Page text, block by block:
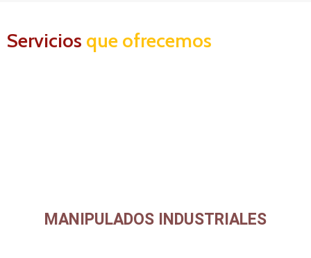
Servicios que ofrecemos
MANIPULADOS INDUSTRIALES